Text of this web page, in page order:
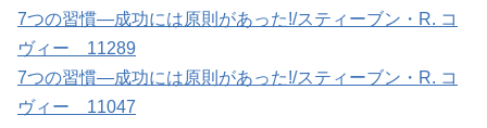
7つの習慣―成功には原則があった!/スティーブン・R. コ
ヴィー 11289
7つの習慣―成功には原則があった!/スティーブン・R. コ
ヴィー 11047